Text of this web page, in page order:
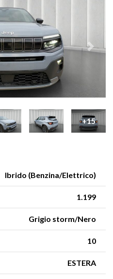
+15
Ibrido (Benzina/Elettrico)
1.199
Grigio storm/Nero
10
ESTERA